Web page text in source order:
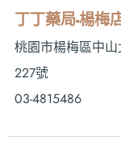
丁丁藥局-楊梅
桃園市楊梅區中
227號
03-4815486